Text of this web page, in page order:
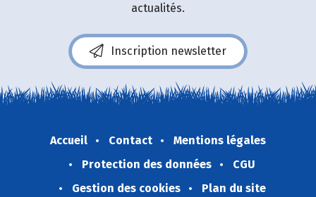
actualités.
Inscription newsletter
Accueil Contact
Mentions légales
Protection des données
CGU
Gestion des cookies
Plan du site